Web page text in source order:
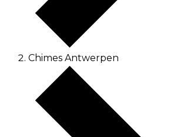
Chimes Antwerpen